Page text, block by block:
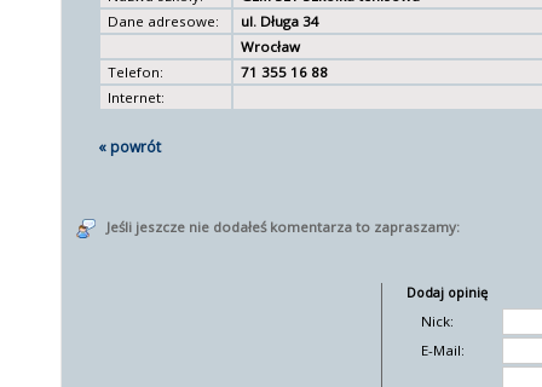
Dane adresowe:
ul. Długa 34
Wrocław
Telefon:
71 355 16 88
Internet:
« powrót
Jeśli jeszcze nie dodałeś komentarza to zapraszamy:
Dodaj opinię
Nick:
E-Mail: